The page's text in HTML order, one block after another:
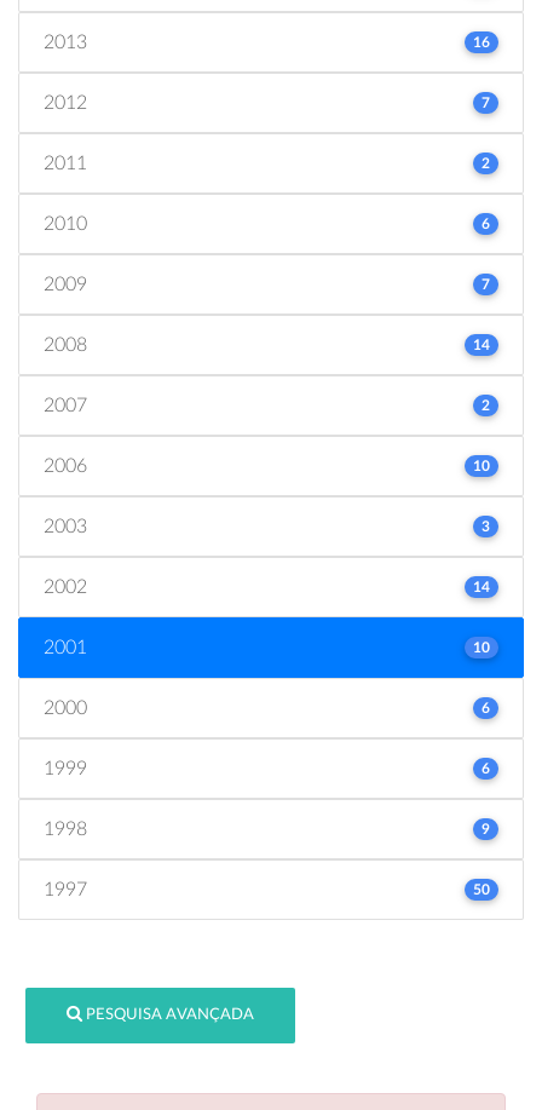
2013 16
2012 7
2011 2
2010 6
2009 7
2008 14
2007 2
2006 10
2003 3
2002 14
2001 10
2000 6
1999 6
1998 9
1997 50
PESQUISA AVANÇADA